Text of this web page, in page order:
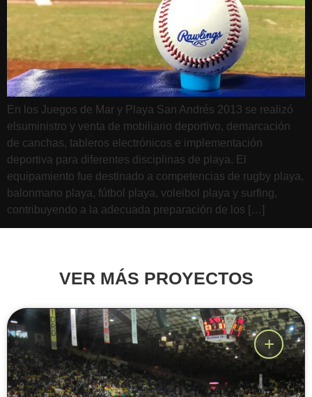
En los Juegos de Mar y Playa San Andrés 2013 se realizó
elsuministro y venta de mobiliario deportivo, demarcación
de canchas, tableros electrónicos e implementación
deportiva para diferentes disciplinas de playa. El
equipamiento fue destinado a competencias de rugby playa,
balonmano playa, fútbol playa, voleibol playa y surfing,
contribuyendo a la adecuada preparación de los […]
VER MÁS PROYECTOS